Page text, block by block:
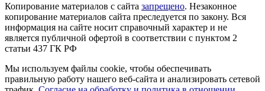
Копирование материалов с сайта запрещено. Незаконное
копирование материалов сайта преследуется по закону. Вся
информация на сайте носит справочный характер и не
является публичной офертой в соответствии с пунктом 2
статьи 437 ГК РФ
Мы используем файлы cookie, чтобы обеспечивать
правильную работу нашего веб-сайта и анализировать сетевой